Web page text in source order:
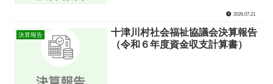
2026.07.21
決算報告
十津川村社会福祉協議会決算報告
（令和６年度資金収支計算書）